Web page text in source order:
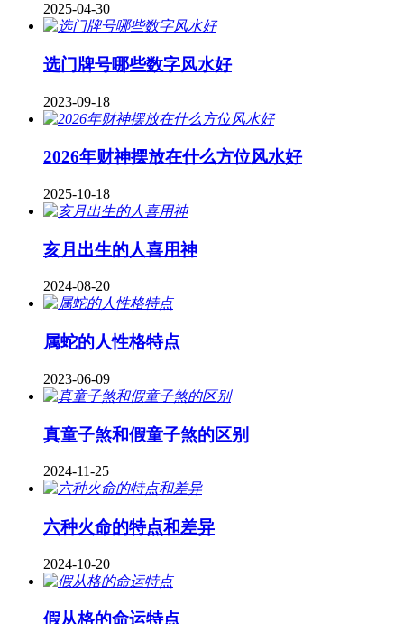
2025-04-30
​选门牌号哪些数字风水好
2023-09-18
2026年财神摆放在什么方位风水好
2025-10-18
亥月出生的人喜用神
2024-08-20
属蛇的人性格特点
2023-06-09
真童子煞和假童子煞的区别
2024-11-25
六种火命的特点和差异
2024-10-20
假从格的命运特点